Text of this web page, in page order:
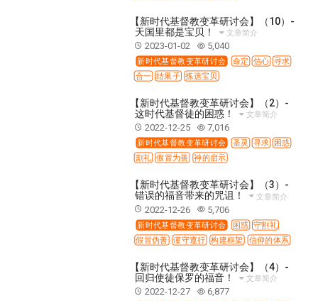
50 腓利比书
51 歌罗西书
53 帖撒罗尼迦后书
55 提摩太后书
56 提多书
58 希伯来书 59 雅各书
60 彼得前书
62 约翰一书
63 约翰二书
66 启示录
圣经故事
智慧愚昧与狂妄
学习系列
爱神系列
喜乐系列
命定系列
建立荣耀教会
认识魔鬼的诡计
神所喜悦的人
新时代基督教变革研讨会
传道者的言语
信心系列
【新时代基督教变革研讨会】（10）-
天国里都是宝贝！
文章简介
2023-01-02 5,040
新时代基督教变革研讨会 命定 信心 寻求
合一 结果子 拣选宝贝
【新时代基督教变革研讨会】（2）-
这时代基督徒的困惑！
文章简介
2022-12-25 7,016
新时代基督教变革研讨会 圣灵 寻求
困惑
割礼 假冒为善 神的启示
【新时代基督教变革研讨会】（3）-
错误的福音带来的咒诅！
文章简介
2022-12-26 5,706
新时代基督教变革研讨会 困惑 守割礼
假冒伪善 谨守遵行 构建框架 信仰的体系
【新时代基督教变革研讨会】（4）-
回归使徒保罗的福音！
文章简介
2022-12-27 6,877